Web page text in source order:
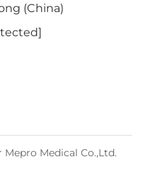
(China)
Medical Co.,Ltd.